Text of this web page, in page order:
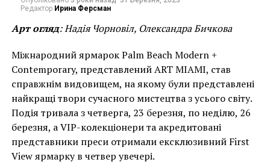
Редактор Ирина Ферсман
Арт огляд: Надія Чорновіл, Олександра Бичкова
Міжнародний ярмарок Palm Beach Modern +
Contemporary, представлений ART MIAMI, став
справжнім видовищем, на якому були представлені
найкращі твори сучасного мистецтва з усього світу.
Подія тривала з четверга, 23 березня, по неділю, 26
березня, а VIP-колекціонери та акредитовані
представники преси отримали ексклюзивний First
View ярмарку в четвер увечері.